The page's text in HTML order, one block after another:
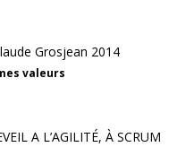
valeurs
A L’AGILITÉ, À SCRUM